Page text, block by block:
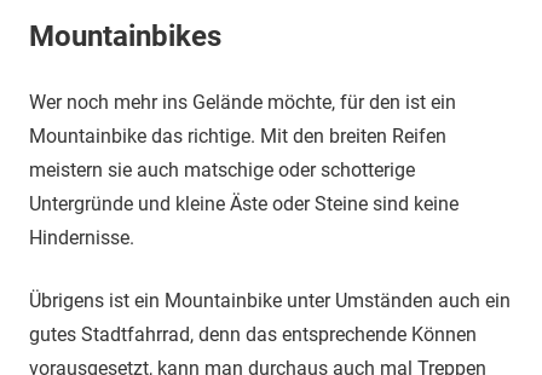
Mountainbikes
Wer noch mehr ins Gelände möchte, für den ist ein
Mountainbike das richtige. Mit den breiten Reifen
meistern sie auch matschige oder schotterige
Untergründe und kleine Äste oder Steine sind keine
Hindernisse.
Übrigens ist ein Mountainbike unter Umständen auch ein
gutes Stadtfahrrad, denn das entsprechende Können
vorausgesetzt, kann man durchaus auch mal Treppen